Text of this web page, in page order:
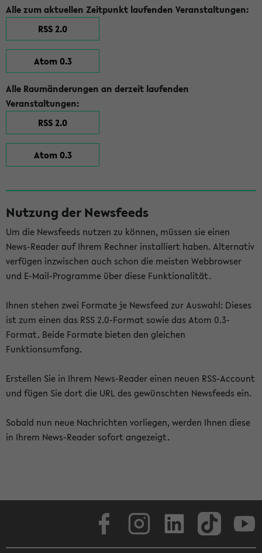
Alle zum aktuellen Zeitpunkt laufenden Veranstaltungen:
RSS 2.0
Atom 0.3
Alle Raumänderungen an derzeit laufenden
Veranstaltungen:
RSS 2.0
Atom 0.3
Nutzung der Newsfeeds
Um die Newsfeeds nutzen zu können, müssen sie einen
News-Reader auf Ihrem Rechner installiert haben. Alternativ
verfügen inzwischen auch schon die meisten Webbrowser
und E-Mail-Programme über diese Funktionalität.
Ihnen stehen zwei Formate je Newsfeed zur Auswahl: Dieses
ist zum einen das RSS 2.0-Format sowie das Atom 0.3-
Format. Beide Formate bieten den gleichen
Funktionsumfang.
Erstellen Sie in Ihrem News-Reader einen neuen RSS-Account
und fügen Sie dort die URL des gewünschten Newsfeeds ein.
Sobald nun neue Nachrichten vorliegen, werden Ihnen diese
in Ihrem News-Reader sofort angezeigt.